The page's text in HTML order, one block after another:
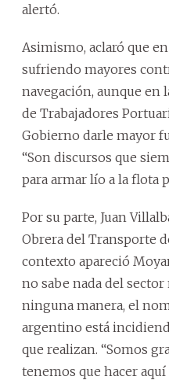
alertó.
Asimismo, aclaró que
sufriendo mayores
navegación, aunque en
de Trabajadores
Gobierno darle mayor
“Son discursos que
para armar lío a la flota
Por su parte, Juan
Obrera del Transporte
contexto apareció
no sabe nada del
ninguna manera, el
argentino está
que realizan. “Somos
tenemos que hacer